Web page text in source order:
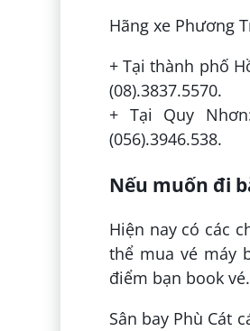
Hãng xe Phương
+ Tại thành phố
(08).3837.5570.
+ Tại Quy
(056).3946.538.
Nếu muốn đi
Hiện nay có các
thể mua vé máy
điểm bạn book vé.
Sân bay Phù Cát